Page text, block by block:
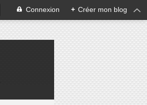
Connexion + Créer mon blog